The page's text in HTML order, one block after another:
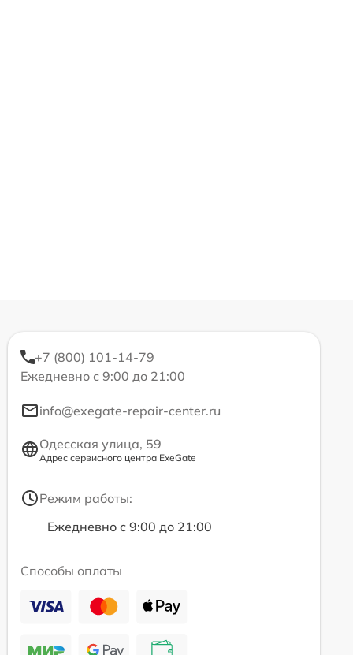
+7 (800) 101-14-79
Ежедневно с 9:00 до 21:00
info@exegate-repair-center.ru
Одесская улица, 59
Адрес сервисного центра ExeGate
Режим работы:
Ежедневно с 9:00 до 21:00
Способы оплаты